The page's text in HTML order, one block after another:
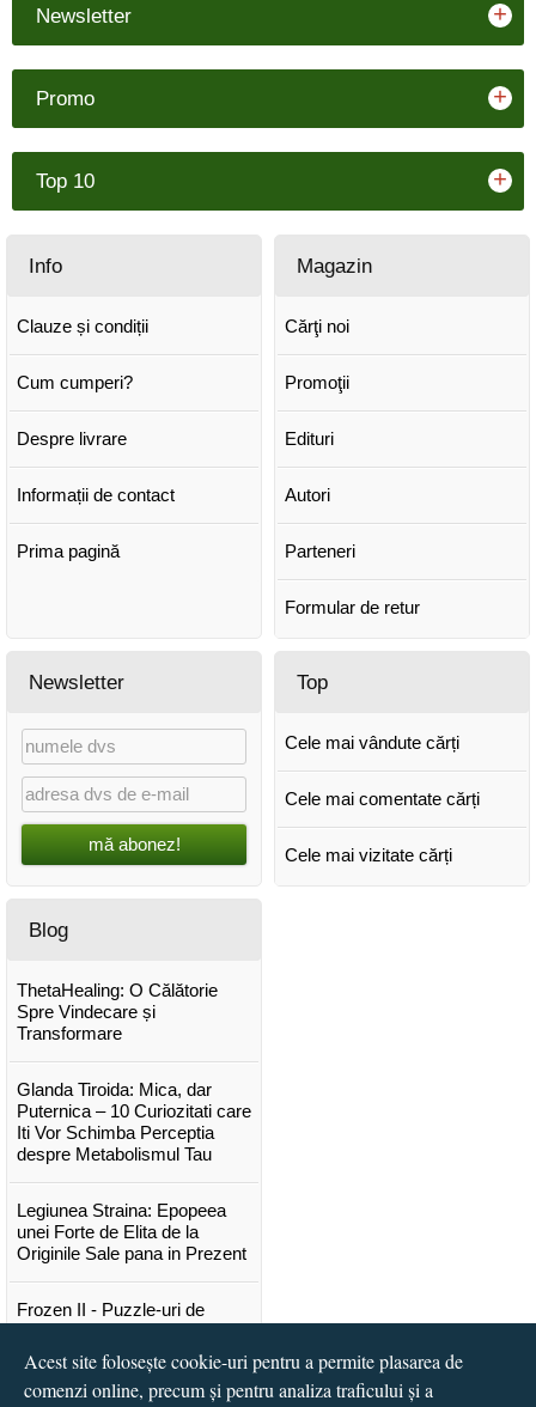
Newsletter +
Promo +
Top 10 +
Info
Clauze și condiții
Cum cumperi?
Despre livrare
Informații de contact
Prima pagină
Magazin
Cărţi noi
Promoţii
Edituri
Autori
Parteneri
Formular de retur
Newsletter
mă abonez!
Top
Cele mai vândute cărți
Cele mai comentate cărți
Cele mai vizitate cărți
Blog
ThetaHealing: O Călătorie
Spre Vindecare și
Transformare
Glanda Tiroida: Mica, dar
Puternica – 10 Curiozitati care
Iti Vor Schimba Perceptia
despre Metabolismul Tau
Legiunea Straina: Epopeea
unei Forte de Elita de la
Originile Sale pana in Prezent
Frozen II - Puzzle-uri de
Lansare "Portocalele verzi" de
Acest site folosește cookie-uri pentru a permite plasarea de
comenzi online, precum și pentru analiza traficului și a